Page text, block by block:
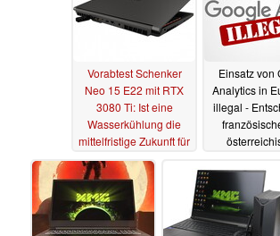
Vorabtest Schenker
Neo 15 E22 mit RTX
3080 Ti: Ist eine
Wasserkühlung die
mittelfristige Zukunft für
Gaming-Laptops?
20.02.2022
Einsatz von
Analytics in
illegal -
18.02.2022